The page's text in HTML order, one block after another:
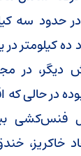
حدود سه
کیلومتر
دیگر، در
در حالی
فنس‌کشی
خاکریز،